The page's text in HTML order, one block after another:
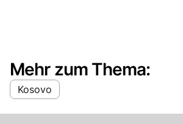
Mehr zum Thema:
Kosovo